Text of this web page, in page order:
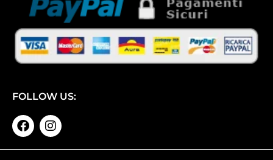
FOLLOW US: